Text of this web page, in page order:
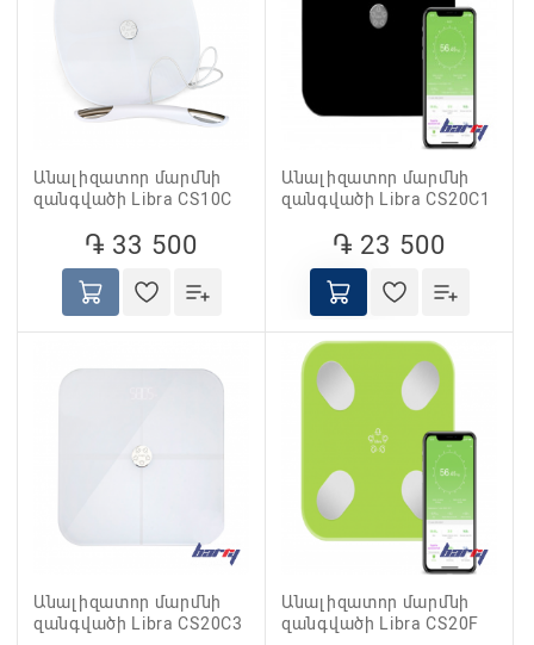
Անալիզատոր մարմնի
զանգվածի Libra CS10C
֏ 33 500
Անալիզատոր մարմնի
զանգվածի Libra CS20C1
֏ 23 500
Անալիզատոր մարմնի
զանգվածի Libra CS20C3
Անալիզատոր մարմնի
զանգվածի Libra CS20F